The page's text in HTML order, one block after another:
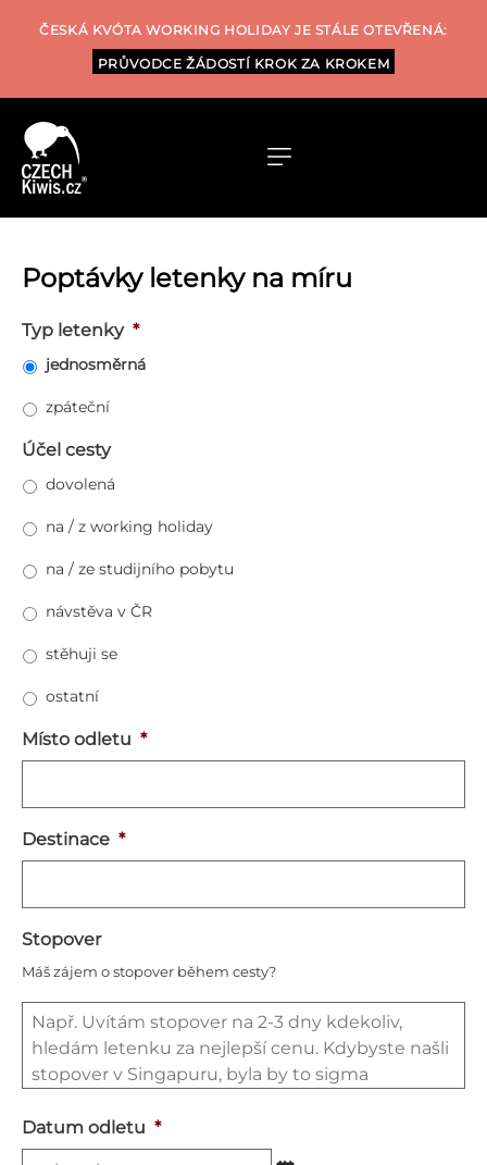
ČESKÁ KVÓTA WORKING HOLIDAY JE STÁLE OTEVŘENÁ:
PRŮVODCE ŽÁDOSTÍ KROK ZA KROKEM
Poptávky letenky na míru
Typ letenky *
jednosměrná
zpáteční
Účel cesty
dovolená
na / z working holiday
na / ze studijního pobytu
návstěva v ČR
stěhuji se
ostatní
Místo odletu *
Destinace *
Stopover
Máš zájem o stopover během cesty?
Datum odletu *